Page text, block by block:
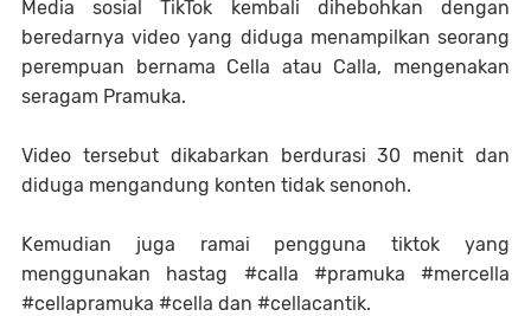
Media sosial TikTok kembali dihebohkan dengan
beredarnya video yang diduga menampilkan seorang
perempuan bernama Cella atau Calla, mengenakan
seragam Pramuka.
Video tersebut dikabarkan berdurasi 30 menit dan
diduga mengandung konten tidak senonoh.
Kemudian juga ramai pengguna tiktok yang
menggunakan hastag #calla #pramuka #mercella
#cellapramuka #cella dan #cellacantik.